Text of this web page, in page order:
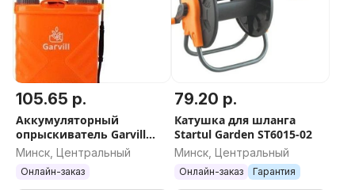
105.65 р.
Аккумуляторный
опрыскиватель Garvill
SLM8APH-12L
Минск, Центральный
Онлайн-заказ
79.20 р.
Катушка для шланга
Startul Garden ST6015-02
Минск, Центральный
Онлайн-заказ Гарантия